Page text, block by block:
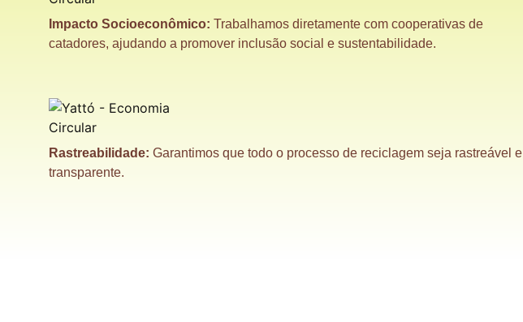
Impacto Socioeconômico: Trabalhamos diretamente com cooperativas de
catadores, ajudando a promover inclusão social e sustentabilidade.
Rastreabilidade: Garantimos que todo o processo de reciclagem seja rastreável e
transparente.